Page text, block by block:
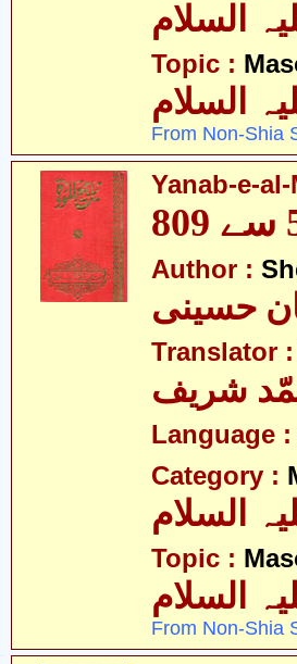
Topic :
السلام
From Non-Shia
Yanab-e-
Author :
حسینی
Translator :
شریف
Language :
Category :
Topic :
السلام
From Non-Shia